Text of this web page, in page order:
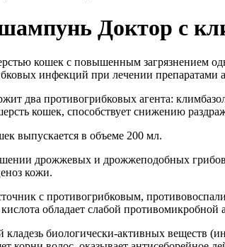
Доктор с
кошек с повышенным загрязнением
инфекций при лечении
два противогрибковых агента:
кошек, способствует снижению
выпускается в объеме 200 мл.
дрожжевых и дрожжеподобных грибов
кожи.
с противогрибковым,
обладает слабой
кладезь биологически-активных веществ